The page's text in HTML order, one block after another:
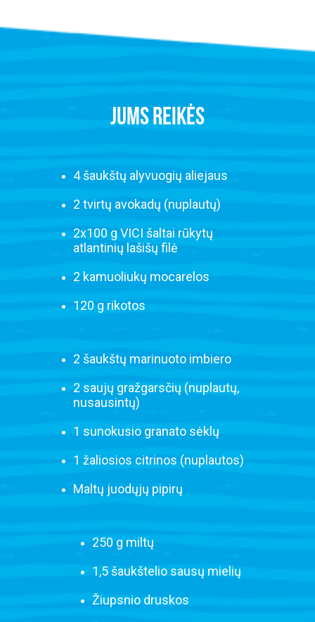
JUMS REIKĖS
4 šaukštų alyvuogių aliejaus
2 tvirtų avokadų (nuplautų)
2x100 g VICI šaltai rūkytų
atlantinių lašišų filė
2 kamuoliukų mocarelos
120 g rikotos
2 šaukštų marinuoto imbiero
2 saujų gražgarsčių (nuplautų,
nusausintų)
1 sunokusio granato sėklų
1 žaliosios citrinos (nuplautos)
Maltų juodųjų pipirų
250 g miltų
1,5 šaukštelio sausų mielių
Žiupsnio druskos